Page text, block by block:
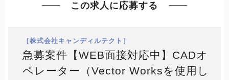
この求人に応募する
［株式会社キャンディルテクト］
急募案件【WEB面接対応中】CADオ
ペレーター（Vector Worksを使用し